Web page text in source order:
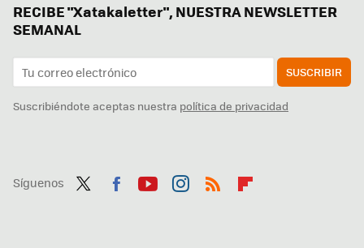
RECIBE "Xatakaletter", NUESTRA NEWSLETTER
SEMANAL
SUSCRIBIR
Suscribiéndote aceptas nuestra política de privacidad
Síguenos